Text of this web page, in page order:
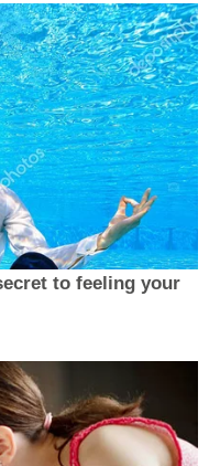
to feeling your